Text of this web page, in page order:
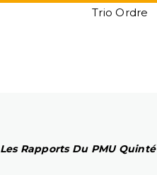
Trio Ordre
Rapports Du PMU Quinté